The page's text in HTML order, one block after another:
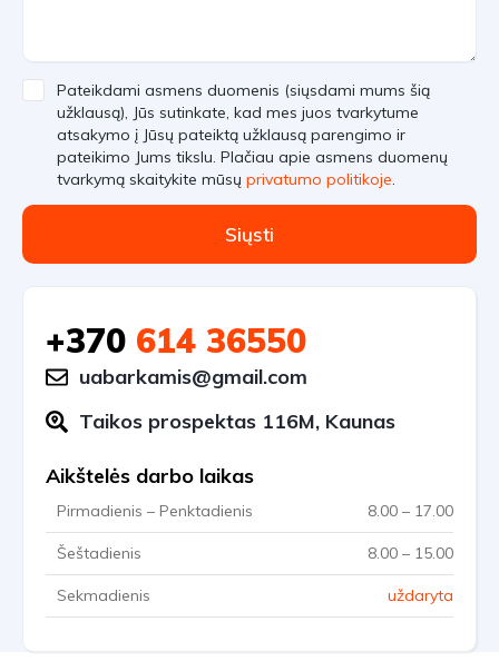
Pateikdami asmens duomenis (siųsdami mums šią
užklausą), Jūs sutinkate, kad mes juos tvarkytume
atsakymo į Jūsų pateiktą užklausą parengimo ir
pateikimo Jums tikslu. Plačiau apie asmens duomenų
tvarkymą skaitykite mūsų privatumo politikoje.
Siųsti
+370 614 36550
uabarkamis@gmail.com
Taikos prospektas 116M, Kaunas
Aikštelės darbo laikas
Pirmadienis – Penktadienis 8.00 – 17.00
Šeštadienis 8.00 – 15.00
Sekmadienis uždaryta